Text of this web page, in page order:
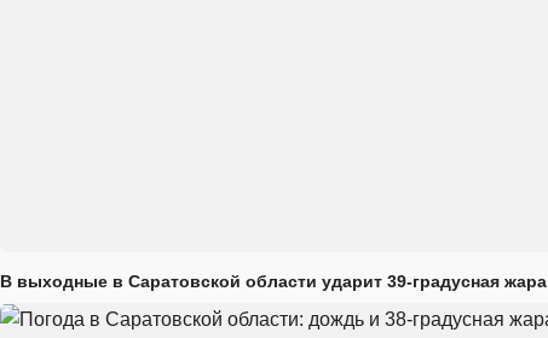
В выходные в Саратовской области ударит 39-градусная жара